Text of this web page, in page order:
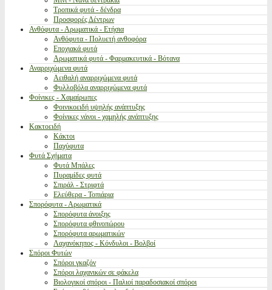
Τροπικά φυτά - δένδρα
Προσφορές Δέντρων
Ανθόφυτα - Αρωματικά - Ετήσια
Ανθόφυτα - Πολυετή ανθοφόρα
Εποχιακά φυτά
Αρωματικά φυτά - Φαρμακευτικά - Βότανα
Αναρριχώμενα φυτά
Αειθαλή αναρριχώμενα φυτά
Φυλλοβόλα αναρριχώμενα φυτά
Φοίνικες - Χαμαίρωπες
Φοινικοειδή υψηλής ανάπτυξης
Φοίνικες νάνοι - χαμηλής ανάπτυξης
Κακτοειδή
Κάκτοι
Παχύφυτα
Φυτά Σχήματα
Φυτά Μπάλες
Πυραμίδες φυτά
Σπιράλ - Στριφτά
Ελεύθερα - Τοπιάρια
Σπορόφυτα - Αρωματικά
Σπορόφυτα άνοιξης
Σπορόφυτα φθινοπώρου
Σπορόφυτα αρωματικών
Λαχανόκηπος - Κόνδυλοι - Βολβοί
Σπόροι Φυτών
Σπόροι γκαζόν
Σπόροι λαχανικών σε φάκελα
Βιολογικοί σπόροι - Παλιοί παραδοσιακοί σπόροι